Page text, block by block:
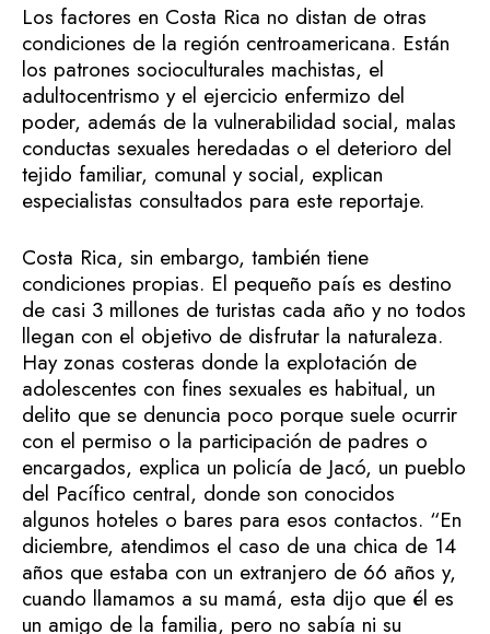
Los factores en Costa Rica no distan de otras
condiciones de la región centroamericana. Están
los patrones socioculturales machistas, el
adultocentrismo y el ejercicio enfermizo del
poder, además de la vulnerabilidad social, malas
conductas sexuales heredadas o el deterioro del
tejido familiar, comunal y social, explican
especialistas consultados para este reportaje.
Costa Rica, sin embargo, también tiene
condiciones propias. El pequeño país es destino
de casi 3 millones de turistas cada año y no todos
llegan con el objetivo de disfrutar la naturaleza.
Hay zonas costeras donde la explotación de
adolescentes con fines sexuales es habitual, un
delito que se denuncia poco porque suele ocurrir
con el permiso o la participación de padres o
encargados, explica un policía de Jacó, un pueblo
del Pacífico central, donde son conocidos
algunos hoteles o bares para esos contactos. “En
diciembre, atendimos el caso de una chica de 14
años que estaba con un extranjero de 66 años y,
cuando llamamos a su mamá, esta dijo que él es
un amigo de la familia, pero no sabía ni su